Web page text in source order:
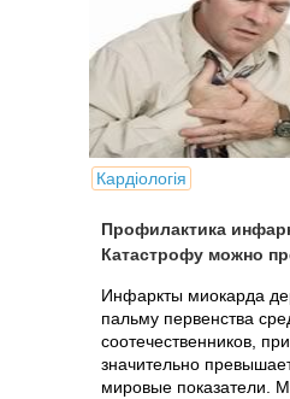
Кардіологія
Профилактика
Катастрофу можно
Инфаркты миокарда
пальму первенства
соотечественников,
значительно
мировые показатели.